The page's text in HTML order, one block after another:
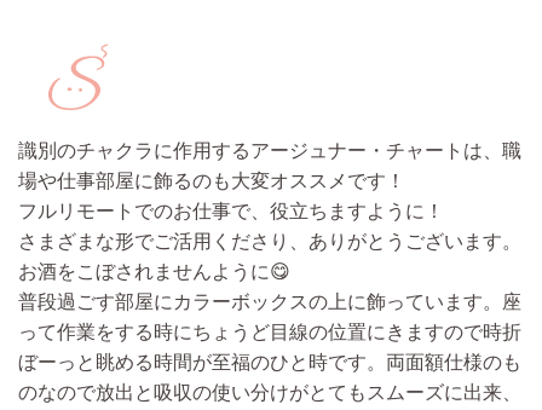
識別のチャクラに作用するアージュナー・チャートは、職
場や仕事部屋に飾るのも大変オススメです！
フルリモートでのお仕事で、役立ちますように！
さまざまな形でご活用くださり、ありがとうございます。
お酒をこぼされませんように😋
普段過ごす部屋にカラーボックスの上に飾っています。座
って作業をする時にちょうど目線の位置にきますので時折
ぼーっと眺める時間が至福のひと時です。 両面額仕様のも
のなので放出と吸収の使い分けがとてもスムーズに出来、